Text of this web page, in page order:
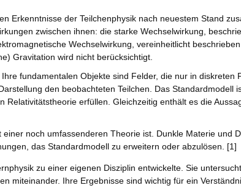
Erkenntnisse der Teilchenphysik nach neuestem Stand
zwischen ihnen: die starke Wechselwirkung,
Wechselwirkung, vereinheitlicht
Gravitation wird nicht berücksichtigt.
fundamentalen Objekte sind Felder, die nur in diskreten
den beobachteten Teilchen. Das Standardmodell
erfüllen. Gleichzeitig enthält es die
noch umfassenderen Theorie ist. Dunkle Materie und
das Standardmodell zu erweitern oder abzulösen. [1]
zu einer eigenen Disziplin entwickelte. Sie
miteinander. Ihre Ergebnisse sind wichtig für ein